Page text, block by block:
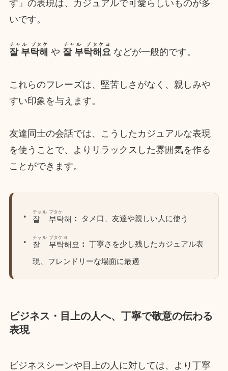
す」の表現は、カジュアルで可愛らしいものが多
いです。
잘 부탁해
チャル プタケ
や 잘 부탁해요
チャル プタケヨ
などが一般的です。
これらのフレーズは、堅苦しさがなく、親しみや
すい印象を与えます。
友達同士の会話では、こうしたカジュアルな表現
を使うことで、よりリラックスした雰囲気を作る
ことができます。
잘
チャル
부탁해
プタケ
： タメ口、友達や親しい人に使う
잘
チャル
부탁해요
プタケヨ
： 丁寧さを少し残したカジュアル表
現、フレンドリーな場面に最適
ビジネス・目上の人へ、丁寧で敬意の伝わる
表現
ビジネスシーンや目上の人に対しては、より丁寧